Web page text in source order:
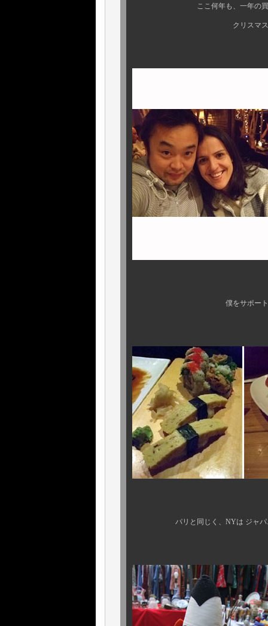
ここ何年も、一年の買付けの
クリスマスシーズンの
僕をサポートしてくれる
パリと同じく、NYは ジャパニー